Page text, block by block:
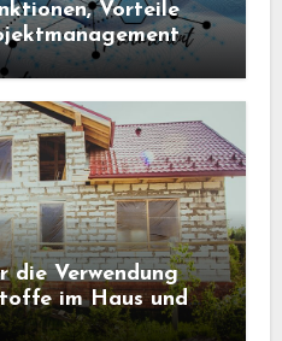
Vorteile
die Verwendung
im Haus und